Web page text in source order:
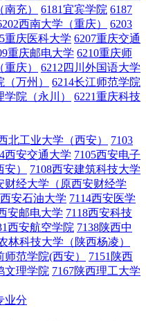
充） 6181宜宾学院 6187
西南大学（重庆）
6203
重庆医科大学 6207重庆交通
重庆邮电大学 6210重庆师
庆）
6212四川外国语大学
万州）
6214长江师范学院
院（永川）
6221重庆科技
北工业大学（西安）
7103
西安交通大学 7105西安电子
）
7108西安建筑科技大学
财经大学（原西安财经学
安石油大学 7114西安医学
安邮电大学 7118西安科技
西安航空学院 7138陕西中
林科技大学（陕西杨凌）
师范学院(西安）
7151陕西
文理学院 7167陕西理工大学
业分